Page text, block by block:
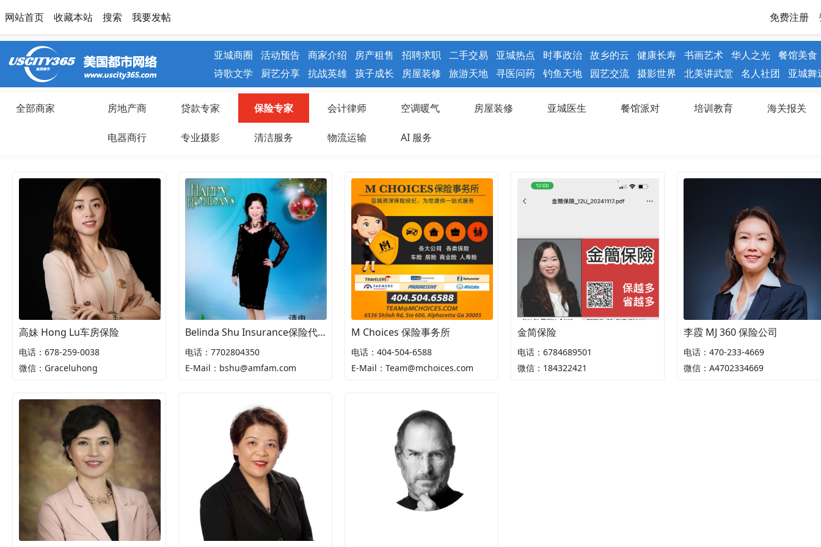
网站首页 收藏本站 搜索 我要发帖 免费注册
亚城商圈 活动预告 商家介绍 房产租售 招聘求职 二手交易 亚城热点 时事政治 故乡的云 健康长寿 书画艺术 华人之光 餐馆美食
诗歌文学
厨艺分享 抗战英雄 孩子成长 房屋装修 旅游天地 寻医问药 钓鱼天地 园艺交流 摄影世界 北美讲武堂 名人社团 亚城舞
全部商家 房地产商 贷款专家 保险专家 会计律师 空调暖气 房屋装修 亚城医生 餐馆派对 培训教育 海关报关
电器商行 专业摄影 清洁服务 物流运输 AI 服务
高妹 Hong Lu车房保险
电话：678-259-0038
微信：Graceluhong
Belinda Shu Insurance保险代理处
电话：7702804350
E-Mail：bshu@amfam.com
M Choices 保险事务所
电话：404-504-6588
E-Mail：Team@mchoices.com
金简保险
电话：6784689501
微信：184322421
李霞 MJ 360 保险公司
电话：470-233-4669
微信：A4702334669